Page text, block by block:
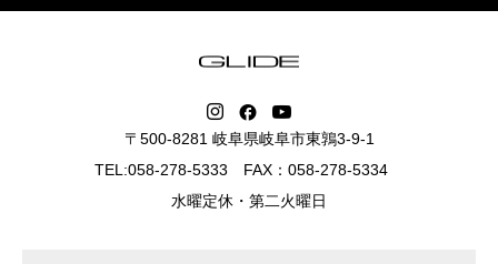
〒500-8281 岐阜県岐阜市東鶉3-9-1
TEL:058-278-5333 FAX：058-278-5334
水曜定休・第二火曜日